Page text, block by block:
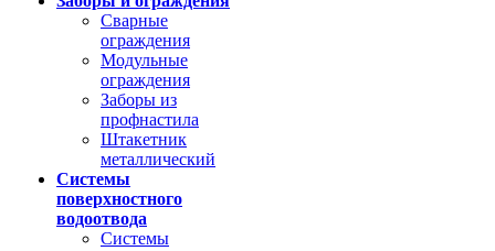
Сварные
ограждения
Модульные
ограждения
Заборы из
профнастила
Штакетник
металлический
Системы
поверхностного
водоотвода
Системы